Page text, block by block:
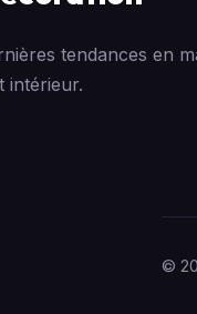
tendances en
intérieur.
©